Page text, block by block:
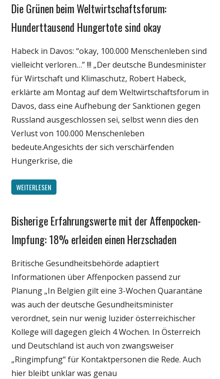
Gesellschaft
Medien
Wirtschaft
Wissenschaft
Die Grünen beim Weltwirtschaftsforum:
Hunderttausend Hungertote sind okay
Habeck in Davos: “okay, 100.000 Menschenleben sind
vielleicht verloren…” !!! „Der deutsche Bundesminister
für Wirtschaft und Klimaschutz, Robert Habeck,
erklärte am Montag auf dem Weltwirtschaftsforum in
Davos, dass eine Aufhebung der Sanktionen gegen
Russland ausgeschlossen sei, selbst wenn dies den
Verlust von 100.000 Menschenleben
bedeute.Angesichts der sich verschärfenden
Hungerkrise, die
WEITERLESEN
Gesellschaft
Politik
Wirtschaft
Wissenschaft
Bisherige Erfahrungswerte mit der Affenpocken-
Impfung: 18% erleiden einen Herzschaden
Britische Gesundheitsbehörde adaptiert
Informationen über Affenpocken passend zur
Planung „In Belgien gilt eine 3-Wochen Quarantäne
was auch der deutsche Gesundheitsminister
verordnet, sein nur wenig luzider österreichischer
Kollege will dagegen gleich 4 Wochen. In Österreich
und Deutschland ist auch von zwangsweiser
„Ringimpfung“ für Kontaktpersonen die Rede. Auch
hier bleibt unklar was genau